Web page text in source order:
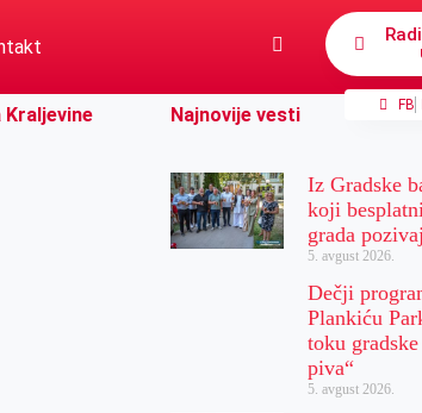
FB
Kraljevine
Najnovije vesti
Iz Gradske
koji
grada
5. avgust 2026.
Dečji
Plankiću
toku
piva“
5. avgust 2026.